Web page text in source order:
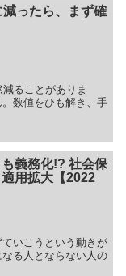
ったら、まず確
ることがありま
数値をひも解き、手
義務化!? 社会保
用拡大【2022
いこうという動きが
る人とならない人の